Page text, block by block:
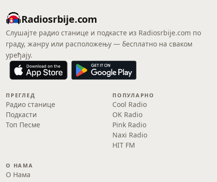
Radiosrbije.com
Слушајте радио станице и подкасте из Radiosrbije.com по
граду, жанру или расположењу — бесплатно на сваком
уређају.
ПРЕГЛЕД
Радио станице
Подкасти
Топ Песме
ПОПУЛАРНО
Cool Radio
OK Radio
Pink Radio
Naxi Radio
HIT FM
О НАМА
О Нама